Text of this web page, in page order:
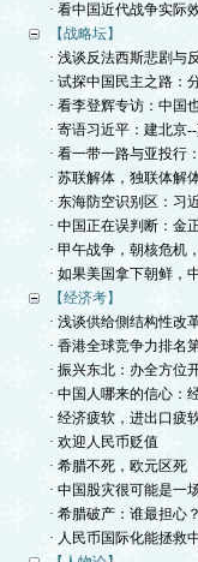
· 看中国近代战争实际
【战略坛】
· 浅谈反法西斯悲剧与
· 试探中国民主之路：
· 看李登辉专访：中国
· 寄语习近平：建北京
· 看一带一路与亚投行
· 苏联解体，独联体解
· 东海防空识别区：习
· 中国正在误判断：金
· 甲午战争，朝核危机
· 如果美国拿下朝鲜，
【经济考】
· 浅谈供给側结构性改
· 香港全球竞争力排名
· 振兴东北：办全方位
· 中国人哪来的信心：
· 经济疲软，进出口疲
· 欢迎人民币贬值
· 希腊不死，欧元区死
· 中国股灾很可能是一
· 希腊破产：谁最担心？
· 人民币国际化能拯救